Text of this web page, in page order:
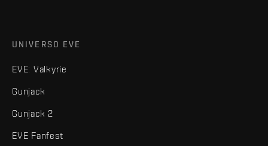
UNIVERSO EVE
EVE: Valkyrie
Gunjack
Gunjack 2
EVE Fanfest